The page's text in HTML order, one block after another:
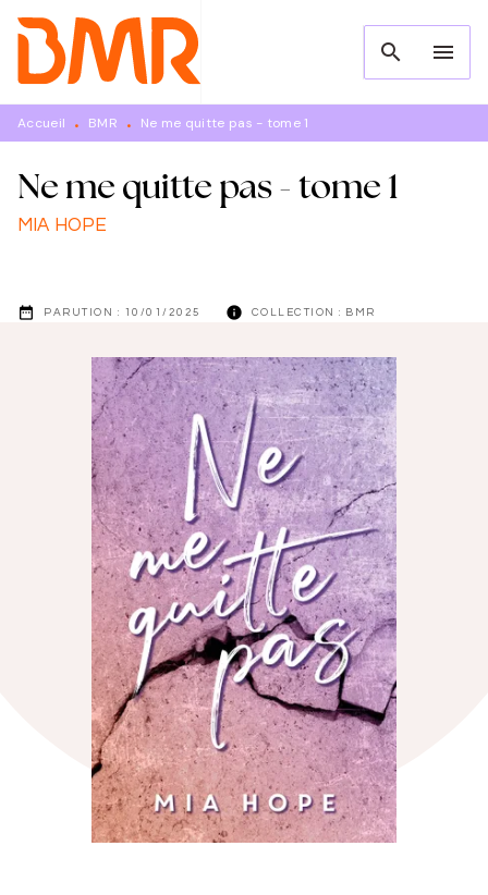
MENU RECHERCHE
PIED DE PAGE
search menu
Accueil • BMR • Ne me quitte pas - tome 1
Ne me quitte pas - tome 1
MIA HOPE
date_range PARUTION : 10/01/2025 info COLLECTION : BMR